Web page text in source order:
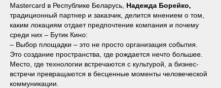
Mastercard в Республике Беларусь, Надежда Борейко,
традиционный партнер и заказчик, делится мнением о том,
каким локациям отдает предпочтение компания и почему
среди них – Бутик Кино:
– Выбор площадки – это не просто организация события.
Это создание пространства, где рождается нечто большее.
Место, где технологии встречаются с культурой, а бизнес-
встречи превращаются в бесценные моменты человеческой
коммуникации.